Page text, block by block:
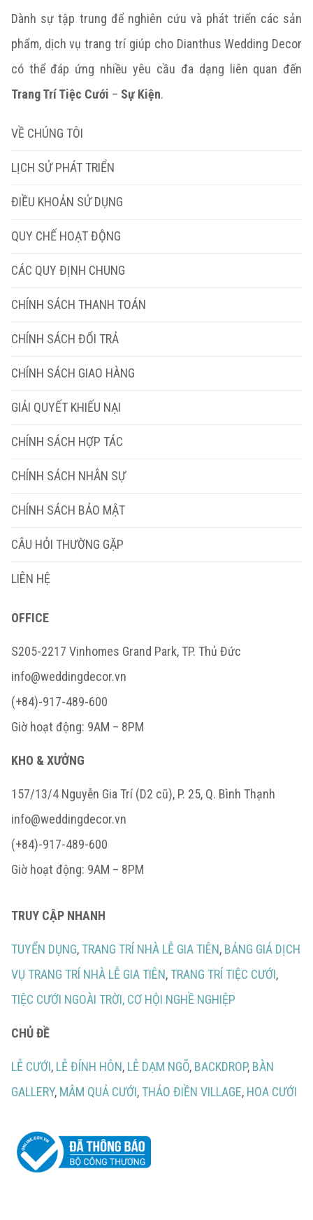
Dành sự tập trung để nghiên cứu và phát triển các sản
phẩm, dịch vụ trang trí giúp cho Dianthus Wedding Decor
có thể đáp ứng nhiều yêu cầu đa dạng liên quan đến
Trang Trí Tiệc Cưới – Sự Kiện.
VỀ CHÚNG TÔI
LỊCH SỬ PHÁT TRIỂN
ĐIỀU KHOẢN SỬ DỤNG
QUY CHẾ HOẠT ĐỘNG
CÁC QUY ĐỊNH CHUNG
CHÍNH SÁCH THANH TOÁN
CHÍNH SÁCH ĐỔI TRẢ
CHÍNH SÁCH GIAO HÀNG
GIẢI QUYẾT KHIẾU NẠI
CHÍNH SÁCH HỢP TÁC
CHÍNH SÁCH NHÂN SỰ
CHÍNH SÁCH BẢO MẬT
CÂU HỎI THƯỜNG GẶP
LIÊN HỆ
OFFICE
S205-2217 Vinhomes Grand Park, TP. Thủ Đức
info@weddingdecor.vn
(+84)-917-489-600
Giờ hoạt động: 9AM – 8PM
KHO & XƯỞNG
157/13/4 Nguyễn Gia Trí (D2 cũ), P. 25, Q. Bình Thạnh
info@weddingdecor.vn
(+84)-917-489-600
Giờ hoạt động: 9AM – 8PM
TRUY CẬP NHANH
TUYỂN DỤNG,TRANG TRÍ NHÀ LỄ GIA TIÊN, BẢNG GIÁ DỊCH
VỤ TRANG TRÍ NHÀ LỄ GIA TIÊN,TRANG TRÍ TIỆC CƯỚI,
TIỆC CƯỚI NGOÀI TRỜI, CƠ HỘI NGHỀ NGHIỆP
CHỦ ĐỀ
LỄ CƯỚI, LỄ ĐÍNH HÔN, LỄ DẠM NGÕ, BACKDROP, BÀN
GALLERY, MÂM QUẢ CƯỚI,THẢO ĐIỀN VILLAGE, HOA CƯỚI